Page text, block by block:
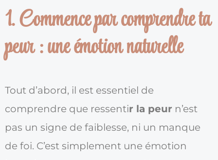
1. Commence par comprendre ta
peur : une émotion naturelle
Tout d’abord, il est essentiel de
comprendre que ressentir la peur n’est
pas un signe de faiblesse, ni un manque
de foi. C’est simplement une émotion